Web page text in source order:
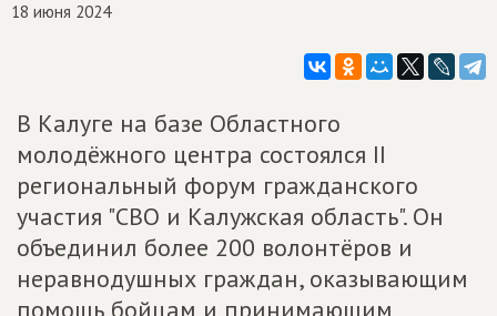
18 июня 2024
В Калуге на базе Областного
молодёжного центра состоялся II
региональный форум гражданского
участия "СВО и Калужская область". Он
объединил более 200 волонтёров и
неравнодушных граждан, оказывающим
помощь бойцам и принимающим